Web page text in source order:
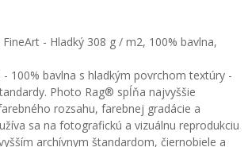
- Hladký 308 g / m2, 100% bavlna,
100% bavlna s hladkým povrchom textúry -
Photo Rag® spĺňa najvyššie
rozsahu, farebnej gradácie a
sa na fotografickú a vizuálnu reprodukciu
archívnym štandardom, čiernobiele a